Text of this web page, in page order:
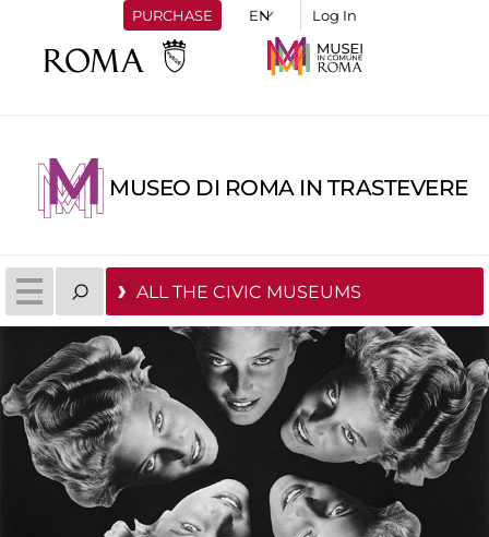
PURCHASE Log In
MUSEO DI ROMA IN TRASTEVERE
ALL THE CIVIC MUSEUMS